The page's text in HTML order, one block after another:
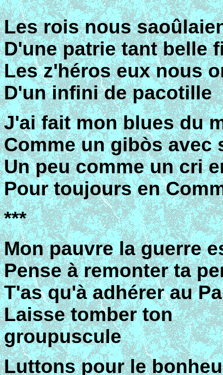
Les rois nous
D'une patrie tant belle
Les z'héros eux nous
D'un infini de pacotille
J'ai fait mon blues du
Comme un gibòs avec
Un peu comme un cri
Pour toujours en
***
Mon pauvre la guerre
Pense à remonter ta
T'as qu'à adhérer au
Laisse tomber ton
groupuscule
Luttons pour le